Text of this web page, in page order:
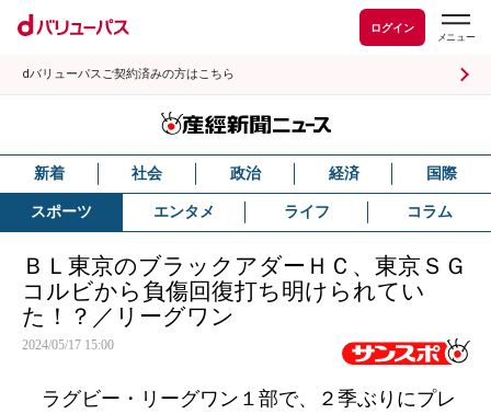
ログイン
dバリューパスご契約済みの方はこちら
新着 社会 政治 経済 国際
スポーツ エンタメ ライフ コラム
ＢＬ東京のブラックアダーＨＣ、東京ＳＧ
コルビから負傷回復打ち明けられてい
た！？／リーグワン
2024/05/17 15:00
ラグビー・リーグワン１部で、２季ぶりにプレ